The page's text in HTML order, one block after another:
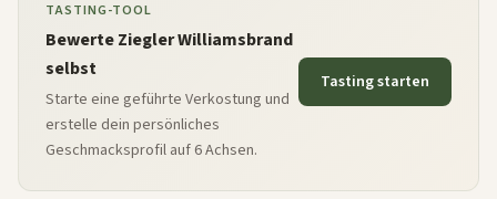
TASTING-TOOL
Bewerte Ziegler Williamsbrand
selbst
Starte eine geführte Verkostung und
erstelle dein persönliches
Geschmacksprofil auf 6 Achsen.
Tasting starten